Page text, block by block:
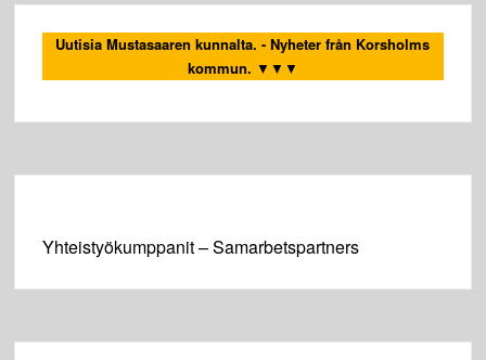
Uutisia Mustasaaren kunnalta. - Nyheter från Korsholms
kommun. ▼▼▼
Yhteistyökumppanit – Samarbetspartners